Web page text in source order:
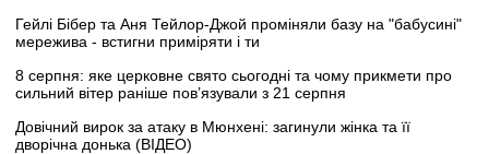
Гейлі Бібер та Аня Тейлор-Джой проміняли базу на "бабусині"
мережива - встигни приміряти і ти
8 серпня: яке церковне свято сьогодні та чому прикмети про
сильний вітер раніше пов’язували з 21 серпня
Довічний вирок за атаку в Мюнхені: загинули жінка та її
дворічна донька (ВІДЕО)